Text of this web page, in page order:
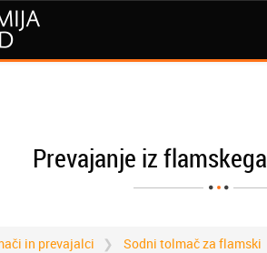
Prevajanje iz
in prevajalci Sodni tolmač za flamski